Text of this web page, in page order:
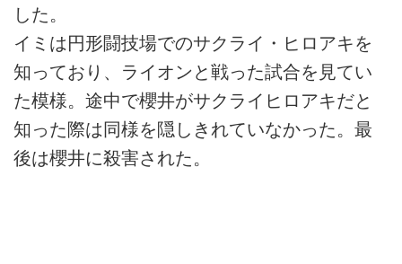
した。
イミは円形闘技場でのサクライ・ヒロアキを
知っており、ライオンと戦った試合を見てい
た模様。途中で櫻井がサクライヒロアキだと
知った際は同様を隠しきれていなかった。最
後は櫻井に殺害された。